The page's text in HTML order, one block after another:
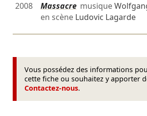
2008
Massacremusique
en scène Ludovic Lagarde
Vous possédez des informations
cette fiche ou souhaitez y apporter
Contactez-nous.